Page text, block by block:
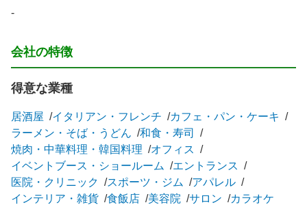
-
会社の特徴
得意な業種
居酒屋 イタリアン・フレンチ
カフェ・パン・ケーキ
ラーメン・そば・うどん
和食・寿司
焼肉・中華料理・韓国料理
オフィス
イベントブース・ショールーム
エントランス
医院・クリニック
スポーツ・ジム
アパレル
インテリア・雑貨
食飯店 美容院 サロン カラオケ